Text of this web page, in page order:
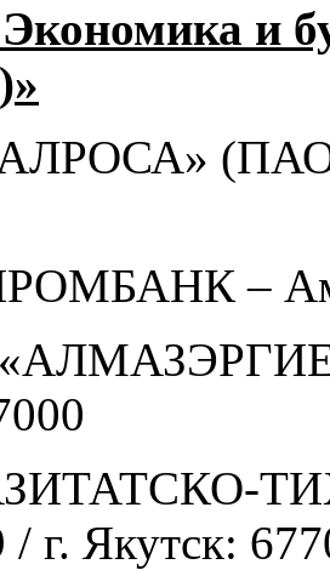
и
(ПАО)
–
г. Якутск: